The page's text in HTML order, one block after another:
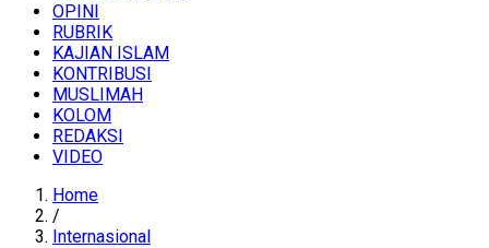
OPINI
RUBRIK
KAJIAN ISLAM
KONTRIBUSI
MUSLIMAH
KOLOM
REDAKSI
VIDEO
Home
/
Internasional